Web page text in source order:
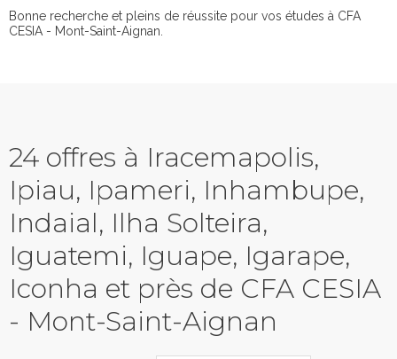
Bonne recherche et pleins de réussite pour vos études à CFA
CESIA - Mont-Saint-Aignan.
24 offres à Iracemapolis,
Ipiau, Ipameri, Inhambupe,
Indaial, Ilha Solteira,
Iguatemi, Iguape, Igarape,
Iconha et près de CFA CESIA
- Mont-Saint-Aignan